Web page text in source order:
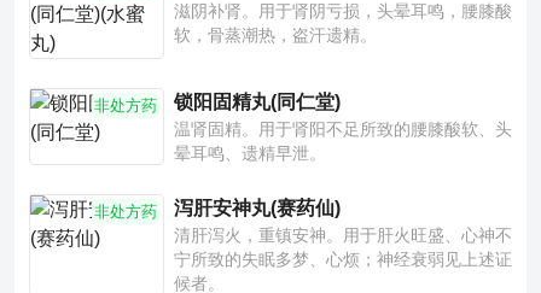
滋阴补肾。用于肾阴亏损，头晕耳鸣，腰膝酸
软，骨蒸潮热，盗汗遗精。
非处方药 锁阳固精丸(同仁堂)
温肾固精。用于肾阳不足所致的腰膝酸软、头
晕耳鸣、遗精早泄。
非处方药 泻肝安神丸(赛药仙)
清肝泻火，重镇安神。用于肝火旺盛、心神不
宁所致的失眠多梦、心烦；神经衰弱见上述证
候者。